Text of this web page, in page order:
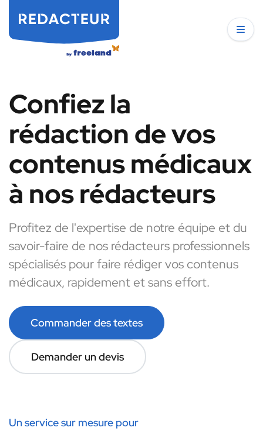
Confiez la
rédaction de vos
contenus médicaux
à nos rédacteurs
Profitez de l'expertise de notre équipe et du
savoir-faire de nos rédacteurs professionnels
spécialisés pour faire rédiger vos contenus
médicaux, rapidement et sans effort.
Commander des textes
Demander un devis
Un service sur mesure pour